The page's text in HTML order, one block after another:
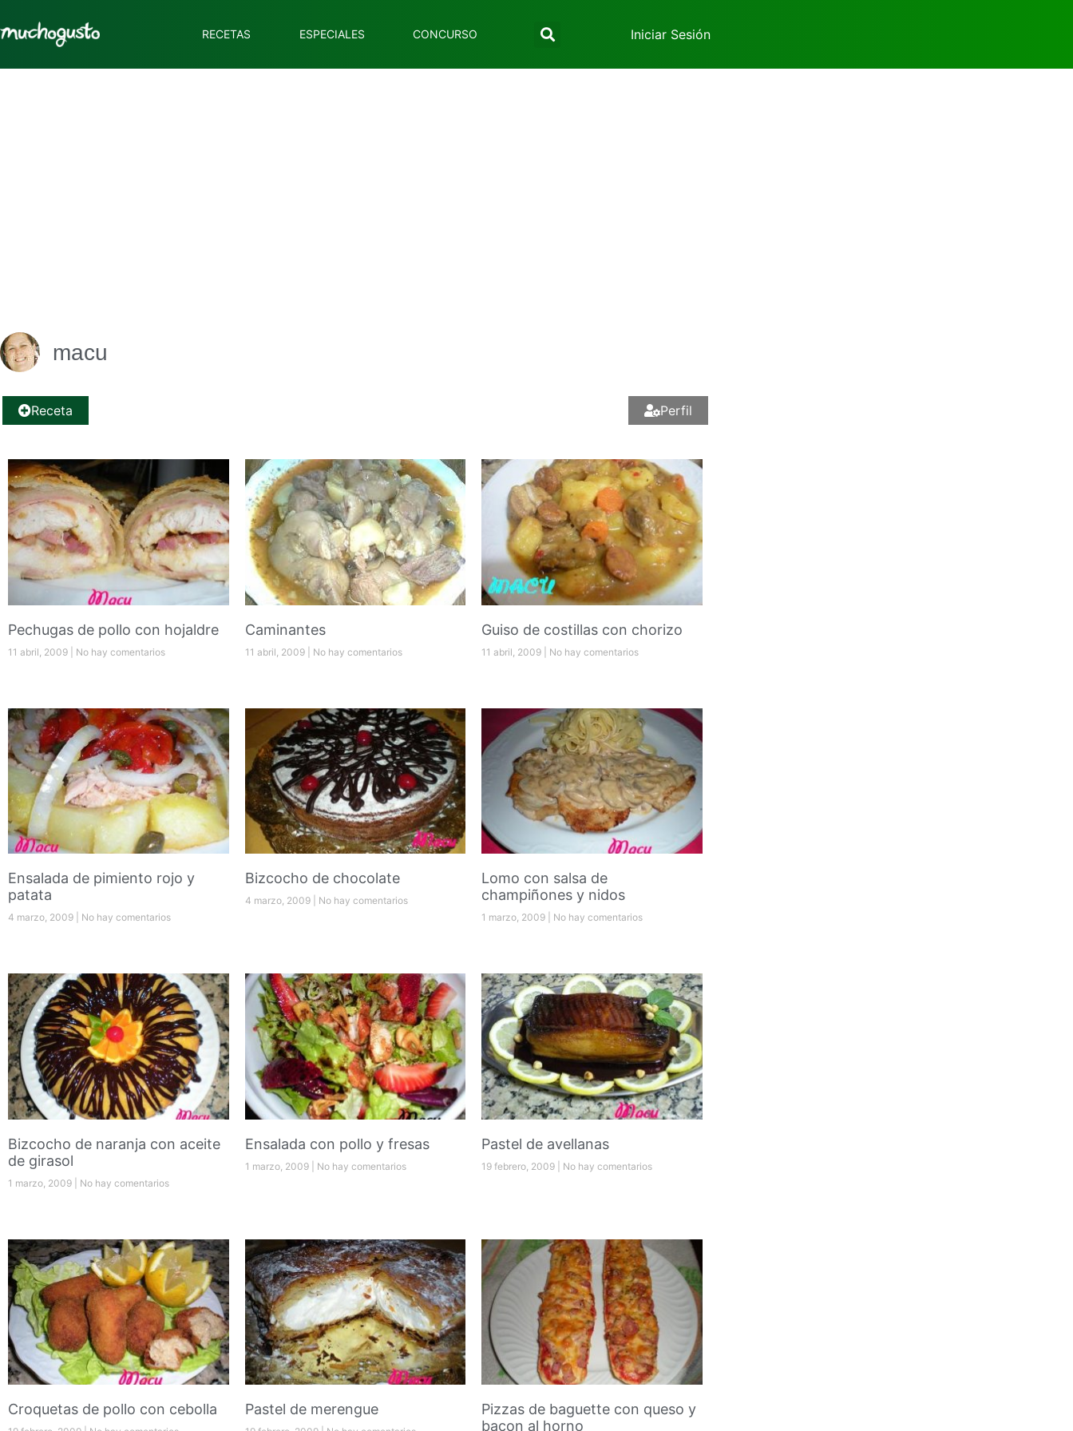
RECETAS ESPECIALES CONCURSO Iniciar Sesión
macu
Receta Perfil
Pechugas de pollo con hojaldre
11 abril, 2009 No hay comentarios
Caminantes
11 abril, 2009 No hay comentarios
Guiso de costillas con chorizo
11 abril, 2009 No hay comentarios
Ensalada de pimiento rojo y
patata
4 marzo, 2009 No hay comentarios
Bizcocho de chocolate
4 marzo, 2009 No hay comentarios
Lomo con salsa de
champiñones y nidos
1 marzo, 2009 No hay comentarios
Bizcocho de naranja con aceite
de girasol
1 marzo, 2009 No hay comentarios
Ensalada con pollo y fresas
1 marzo, 2009 No hay comentarios
Pastel de avellanas
19 febrero, 2009 No hay comentarios
Croquetas de pollo con cebolla Pastel de merengue
Pizzas de baguette con queso y
bacon al horno